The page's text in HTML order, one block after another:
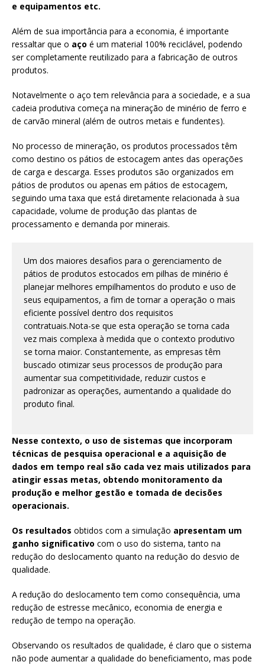
e equipamentos etc.
Além de sua importância para a economia, é importante
ressaltar que o aço é um material 100% reciclável, podendo
ser completamente reutilizado para a fabricação de outros
produtos.
Notavelmente o aço tem relevância para a sociedade, e a sua
cadeia produtiva começa na mineração de minério de ferro e
de carvão mineral (além de outros metais e fundentes).
No processo de mineração, os produtos processados têm
como destino os pátios de estocagem antes das operações
de carga e descarga. Esses produtos são organizados em
pátios de produtos ou apenas em pátios de estocagem,
seguindo uma taxa que está diretamente relacionada à sua
capacidade, volume de produção das plantas de
processamento e demanda por minerais.
Um dos maiores desafios para o gerenciamento de
pátios de produtos estocados em pilhas de minério é
planejar melhores empilhamentos do produto e uso de
seus equipamentos, a fim de tornar a operação o mais
eficiente possível dentro dos requisitos
contratuais.Nota-se que esta operação se torna cada
vez mais complexa à medida que o contexto produtivo
se torna maior. Constantemente, as empresas têm
buscado otimizar seus processos de produção para
aumentar sua competitividade, reduzir custos e
padronizar as operações, aumentando a qualidade do
produto final.
Nesse contexto, o uso de sistemas que incorporam
técnicas de pesquisa operacional e a aquisição de
dados em tempo real são cada vez mais utilizados para
atingir essas metas, obtendo monitoramento da
produção e melhor gestão e tomada de decisões
operacionais.
Os resultados obtidos com a simulação apresentam um
ganho significativo com o uso do sistema, tanto na
redução do deslocamento quanto na redução do desvio de
qualidade.
A redução do deslocamento tem como consequência, uma
redução de estresse mecânico, economia de energia e
redução de tempo na operação.
Observando os resultados de qualidade, é claro que o sistema
não pode aumentar a qualidade do beneficiamento, mas pode